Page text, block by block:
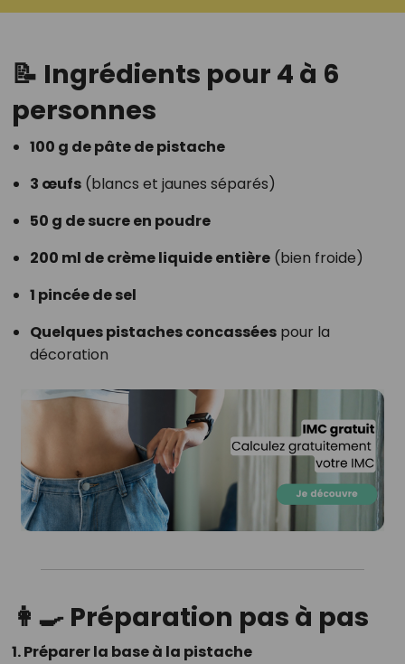
📝 Ingrédients pour 4 à 6
personnes
100 g de pâte de pistache
3 œufs(blancs et jaunes séparés)
50 g de sucre en poudre
200 ml de crème liquide entière(bien froide)
1 pincée de sel
Quelques pistaches concasséespour la
décoration
👩‍🍳 Préparation pas à pas
1.Préparer la base à la pistache